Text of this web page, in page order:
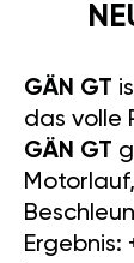
GÄN GT
das volle
GÄN GT
Ergebnis: